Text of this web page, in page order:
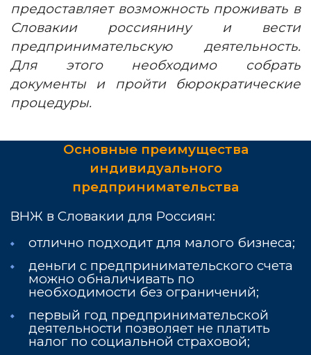
предоставляет возможность проживать в
Словакии россиянину и вести
предпринимательскую деятельность.
Для этого необходимо собрать
документы и пройти бюрократические
процедуры.
Основные преимущества
индивидуального
предпринимательства
ВНЖ в Словакии для Россиян:
отлично подходит для малого бизнеса;
деньги с предпринимательского счета
можно обналичивать по
необходимости без ограничений;
первый год предпринимательской
деятельности позволяет не платить
налог по социальной страховой;